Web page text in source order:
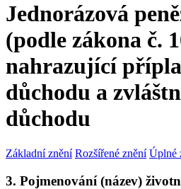
Jednorázová
(podle zákona č.
nahrazující
důchodu a
důchodu
Základní znění Rozšířené znění Úplné
3. Pojmenování (název)